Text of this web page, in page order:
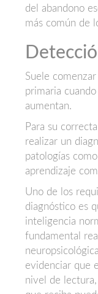
del abandono
más común de
Suele
primaria
aumentan.
Para su
realizar un
patologías
aprendizaje
Uno de los
diagnóstico es
inteligencia
fundamental
evidenciar que
nivel de